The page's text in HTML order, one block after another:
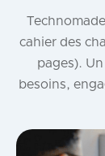
cahier des
pages).
besoins,